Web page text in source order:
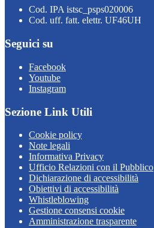
Cod. IPA istsc_psps020006
Cod. uff. fatt. elettr. UF46UH
Seguici su
Facebook
Youtube
Instagram
Sezione Link Utili
Cookie policy
Note legali
Informativa Privacy
Ufficio Relazioni con il Pubblico
Dichiarazione di accessibilità
Obiettivi di accessibilità
Whistleblowing
Gestione consensi cookie
Amministrazione trasparente